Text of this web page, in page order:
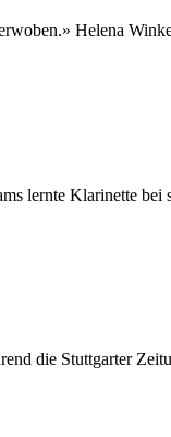
Helena
lernte Klarinette
die Stuttgarter